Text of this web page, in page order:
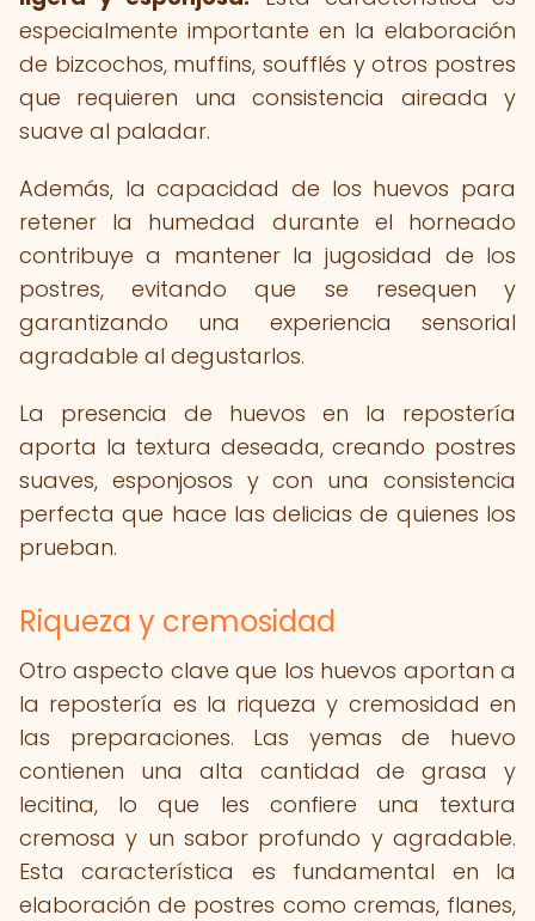
especialmente importante en la elaboración
de bizcochos, muffins, soufflés y otros postres
que requieren una consistencia aireada y
suave al paladar.
Además, la capacidad de los huevos para
retener la humedad durante el horneado
contribuye a mantener la jugosidad de los
postres, evitando que se resequen y
garantizando una experiencia sensorial
agradable al degustarlos.
La presencia de huevos en la repostería
aporta la textura deseada, creando postres
suaves, esponjosos y con una consistencia
perfecta que hace las delicias de quienes los
prueban.
Riqueza y cremosidad
Otro aspecto clave que los huevos aportan a
la repostería es la riqueza y cremosidad en
las preparaciones. Las yemas de huevo
contienen una alta cantidad de grasa y
lecitina, lo que les confiere una textura
cremosa y un sabor profundo y agradable.
Esta característica es fundamental en la
elaboración de postres como cremas, flanes,